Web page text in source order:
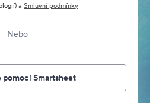
a Smluvní podmínky
Nebo
pomocí Smartsheet